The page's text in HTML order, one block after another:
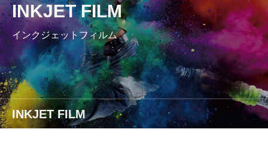
INKJET FILM
INKJET FILM
インクジェットフィルム